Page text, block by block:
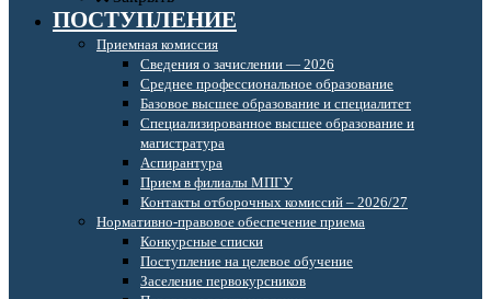
ПОСТУПЛЕНИЕ
Приемная комиссия
Сведения о зачислении — 2026
Среднее профессиональное образование
Базовое высшее образование и специалитет
Специализированное высшее образование и
магистратура
Аспирантура
Прием в филиалы МПГУ
Контакты отборочных комиссий – 2026/27
Нормативно-правовое обеспечение приема
Конкурсные списки
Поступление на целевое обучение
Заселение первокурсников